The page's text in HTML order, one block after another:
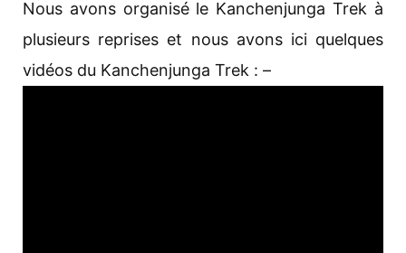
Nous avons organisé le Kanchenjunga Trek à
plusieurs reprises et nous avons ici quelques
vidéos du Kanchenjunga Trek : –